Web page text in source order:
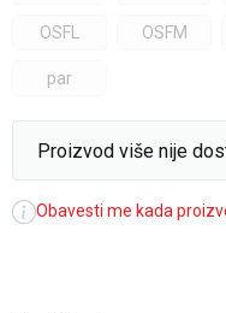
OSFL OSFM
par
Proizvod više nije
Obavesti me kada